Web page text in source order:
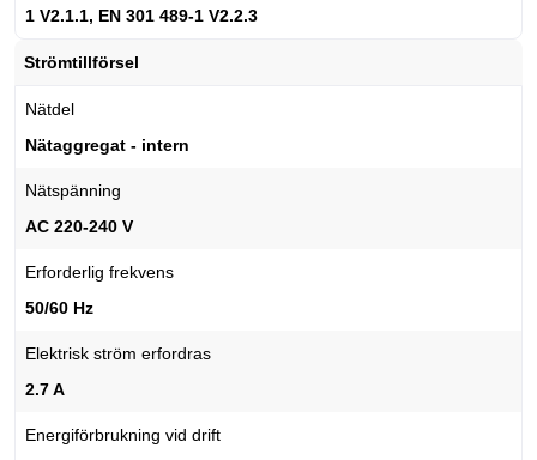
1 V2.1.1, EN 301 489-1 V2.2.3
Strömtillförsel
Nätdel
Nätaggregat - intern
Nätspänning
AC 220-240 V
Erforderlig frekvens
50/60 Hz
Elektrisk ström erfordras
2.7 A
Energiförbrukning vid drift